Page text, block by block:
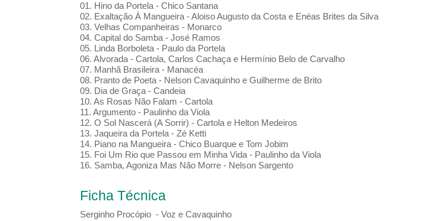
01. Hino da Portela - Chico Santana
02. Exaltação À Mangueira - Aloiso Augusto da Costa e Enéas Brites da Silva
03. Velhas Companheiras - Monarco
04. Capital do Samba - José Ramos
05. Linda Borboleta - Paulo da Portela
06. Alvorada - Cartola, Carlos Cachaça e Hermínio Belo de Carvalho
07. Manhã Brasileira - Manacéa
08. Pranto de Poeta - Nelson Cavaquinho e Guilherme de Brito
09. Dia de Graça - Candeia
10. As Rosas Não Falam - Cartola
11. Argumento - Paulinho da Viola
12. O Sol Nascerá (A Sorrir) - Cartola e Helton Medeiros
13. Jaqueira da Portela - Zé Ketti
14. Piano na Mangueira - Chico Buarque e Tom Jobim
15. Foi Um Rio que Passou em Minha Vida - Paulinho da Viola
16. Samba, Agoniza Mas Não Morre - Nelson Sargento
Ficha Técnica
Serginho Procópio - Voz e Cavaquinho